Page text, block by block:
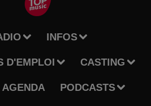
INFOS
D'EMPLOI CASTING
AGENDA PODCASTS